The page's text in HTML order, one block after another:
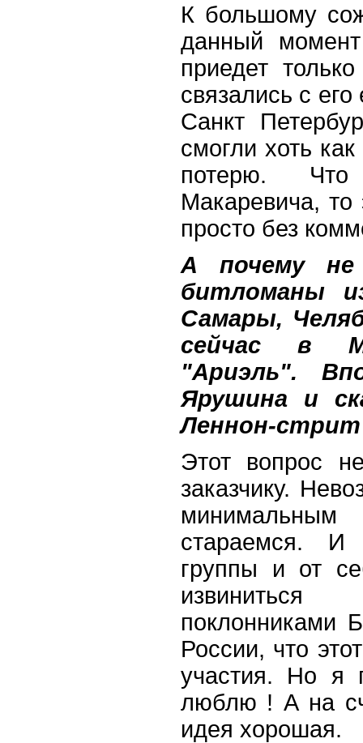
К большому
данный
приедет
связались с
Санкт
смогли хоть
потерю.
Макаревича, то
просто без
А почему не
битломаны
Самары,
сейчас в
"Ариэль".
Ярушина и
Леннон-стрит
Этот вопрос
заказчику.
стараемся. И
группы и от
поклонниками
России, что
участия. Но я
люблю ! А на
идея хорошая.